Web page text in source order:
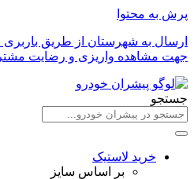
پرش به محتوا
ارسال به شهرستان از طریق باربری طی ۲ روز
جهت مشاهده واریزی و رضایت
جستجو
خرید لاستیک
بر اساس سایز